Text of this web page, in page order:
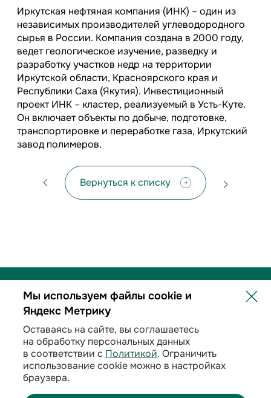
Иркутская нефтяная компания (ИНК) – один из
независимых производителей углеводородного
сырья в России. Компания создана в 2000 году,
ведет геологическое изучение, разведку и
разработку участков недр на территории
Иркутской области, Красноярского края и
Республики Саха (Якутия). Инвестиционный
проект ИНК – кластер, реализуемый в Усть-Куте.
Он включает объекты по добыче, подготовке,
транспортировке и переработке газа, Иркутский
завод полимеров.
Вернуться к списку
Политика обработки персональных данных
Договорные условия
Раскрытие информации
Мы используем файлы cookie и
Яндекс Метрику
Оставаясь на сайте, вы соглашаетесь
на обработку персональных данных
в соответствии с Политикой. Ограничить
использование cookie можно в настройках
браузера.